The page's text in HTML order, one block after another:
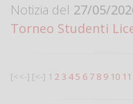
Notizia del 27/05/
Torneo Studenti
[<<-] [<-] 1 2 3 4 5 6 7 8 9 10 11